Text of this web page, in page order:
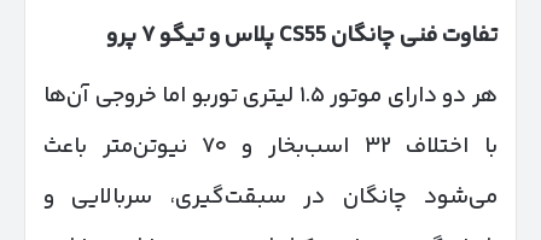
تفاوت فنی چانگان پلاس و تیگو۷پرو
هر دو دارای موتور ۱.۵ لیتری توربو اما خروجی آن‌ها
با اختلاف ۳۲ اسب‌بخار و ۷۰ نیوتن‌متر باعث
می‌شود چانگان در سبقت‌گیری، سربالایی و